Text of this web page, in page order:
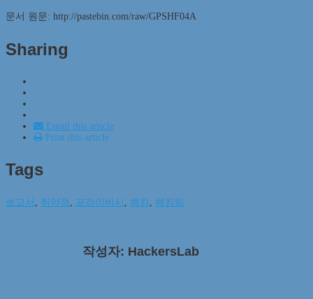
문서 원문: http://pastebin.com/raw/GPSHF04A
Sharing
Email this article
Print this article
Tags
보고서 취약점 프라이버시 해킹 해킹팀
작성자: HackersLab